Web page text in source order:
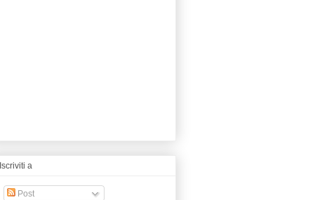
Iscriviti a
Post